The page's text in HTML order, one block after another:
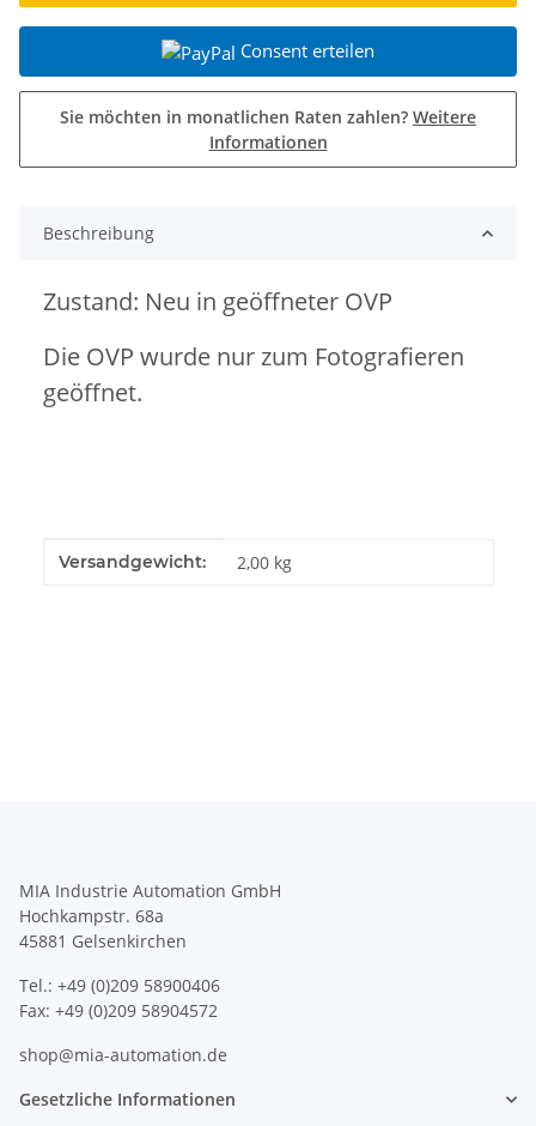
Consent erteilen
Sie möchten in monatlichen Raten zahlen? Weitere
Informationen
Beschreibung
Zustand: Neu in geöffneter OVP
Die OVP wurde nur zum Fotografieren
geöffnet.
Produkteigenschaft
Wert
Versandgewicht: 2,00 kg
MIA Industrie Automation GmbH
Hochkampstr. 68a
45881 Gelsenkirchen
Tel.: +49 (0)209 58900406
Fax: +49 (0)209 58904572
shop@mia-automation.de
Gesetzliche Informationen